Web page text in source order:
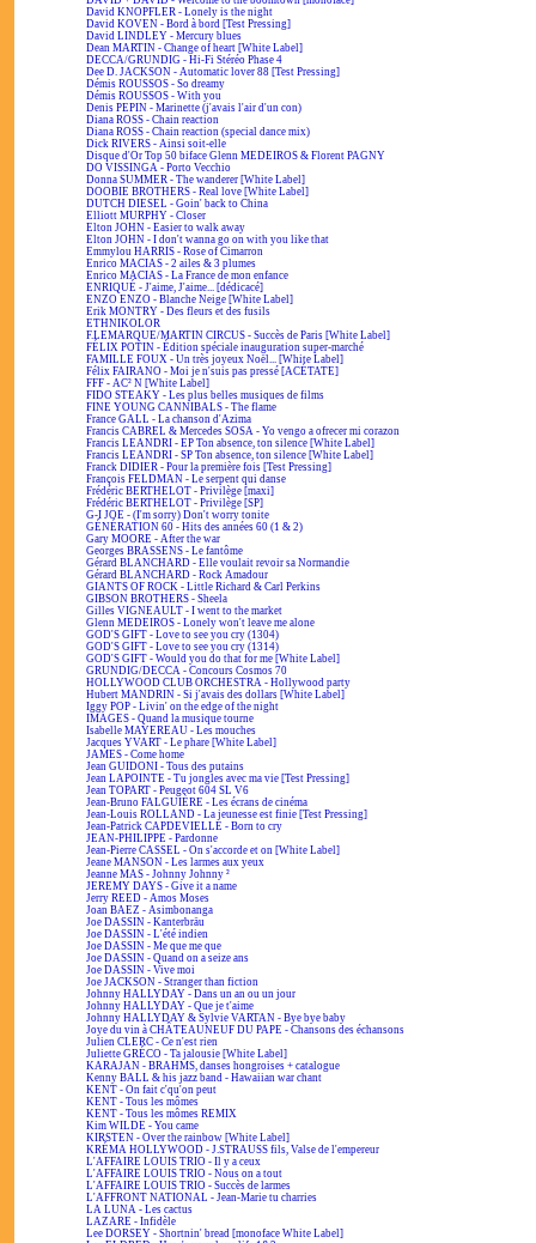
David KNOPFLER - Lonely is the night
David KOVEN - Bord à bord [Test Pressing]
David LINDLEY - Mercury blues
Dean MARTIN - Change of heart [White Label]
DECCA/GRUNDIG - Hi-Fi Stéréo Phase 4
Dee D. JACKSON - Automatic lover 88 [Test Pressing]
Démis ROUSSOS - So dreamy
Démis ROUSSOS - With you
Denis PEPIN - Marinette (j'avais l'air d'un con)
Diana ROSS - Chain reaction
Diana ROSS - Chain reaction (special dance mix)
Dick RIVERS - Ainsi soit-elle
Disque d'Or Top 50 biface Glenn MEDEIROS & Florent PAGNY
DO VISSINGA - Porto Vecchio
Donna SUMMER - The wanderer [White Label]
DOOBIE BROTHERS - Real love [White Label]
DUTCH DIESEL - Goin' back to China
Elliott MURPHY - Closer
Elton JOHN - Easier to walk away
Elton JOHN - I don't wanna go on with you like that
Emmylou HARRIS - Rose of Cimarron
Enrico MACIAS - 2 ailes & 3 plumes
Enrico MACIAS - La France de mon enfance
ENRIQUÉ - J'aime, J'aime... [dédicacé]
ENZO ENZO - Blanche Neige [White Label]
Erik MONTRY - Des fleurs et des fusils
ETHNIKOLOR
F.LEMARQUE/MARTIN CIRCUS - Succès de Paris [White Label]
FÉLIX POTIN - Édition spéciale inauguration super-marché
FAMILLE FOUX - Un très joyeux Noël... [White Label]
Félix FAIRANO - Moi je n'suis pas pressé [ACÉTATE]
FFF - AC² N [White Label]
FIDO STEAKY - Les plus belles musiques de films
FINE YOUNG CANNIBALS - The flame
France GALL - La chanson d'Azima
Francis CABREL & Mercedes SOSA - Yo vengo a ofrecer mi corazon
Francis LEANDRI - EP Ton absence, ton silence [White Label]
Francis LEANDRI - SP Ton absence, ton silence [White Label]
Franck DIDIER - Pour la première fois [Test Pressing]
François FELDMAN - Le serpent qui danse
Frédéric BERTHELOT - Privilège [maxi]
Frédéric BERTHELOT - Privilège [SP]
G-I JOE - (I'm sorry) Don't worry tonite
GÉNÉRATION 60 - Hits des années 60 (1 & 2)
Gary MOORE - After the war
Georges BRASSENS - Le fantôme
Gérard BLANCHARD - Elle voulait revoir sa Normandie
Gérard BLANCHARD - Rock Amadour
GIANTS OF ROCK - Little Richard & Carl Perkins
GIBSON BROTHERS - Sheela
Gilles VIGNEAULT - I went to the market
Glenn MEDEIROS - Lonely won't leave me alone
GOD'S GIFT - Love to see you cry (1304)
GOD'S GIFT - Love to see you cry (1314)
GOD'S GIFT - Would you do that for me [White Label]
GRUNDIG/DECCA - Concours Cosmos 70
HOLLYWOOD CLUB ORCHESTRA - Hollywood party
Hubert MANDRIN - Si j'avais des dollars [White Label]
Iggy POP - Livin' on the edge of the night
IMAGES - Quand la musique tourne
Isabelle MAYEREAU - Les mouches
Jacques YVART - Le phare [White Label]
JAMES - Come home
Jean GUIDONI - Tous des putains
Jean LAPOINTE - Tu jongles avec ma vie [Test Pressing]
Jean TOPART - Peugeot 604 SL V6
Jean-Bruno FALGUIÈRE - Les écrans de cinéma
Jean-Louis ROLLAND - La jeunesse est finie [Test Pressing]
Jean-Patrick CAPDEVIELLE - Born to cry
JEAN-PHILIPPE - Pardonne
Jean-Pierre CASSEL - On s'accorde et on [White Label]
Jeane MANSON - Les larmes aux yeux
Jeanne MAS - Johnny Johnny ²
JEREMY DAYS - Give it a name
Jerry REED - Amos Moses
Joan BAEZ - Asimbonanga
Joe DASSIN - Kanterbräu
Joe DASSIN - L'été indien
Joe DASSIN - Me que me que
Joe DASSIN - Quand on a seize ans
Joe DASSIN - Vive moi
Joe JACKSON - Stranger than fiction
Johnny HALLYDAY - Dans un an ou un jour
Johnny HALLYDAY - Que je t'aime
Johnny HALLYDAY & Sylvie VARTAN - Bye bye baby
Joye du vin à CHÂTEAUNEUF DU PAPE - Chansons des échansons
Julien CLERC - Ce n'est rien
Juliette GRÉCO - Ta jalousie [White Label]
KARAJAN - BRAHMS, danses hongroises + catalogue
Kenny BALL & his jazz band - Hawaiian war chant
KENT - On fait c'qu'on peut
KENT - Tous les mômes
KENT - Tous les mômes REMIX
Kim WILDE - You came
KIRSTEN - Over the rainbow [White Label]
KRÉMA HOLLYWOOD - J.STRAUSS fils, Valse de l'empereur
L'AFFAIRE LOUIS TRIO - Il y a ceux
L'AFFAIRE LOUIS TRIO - Nous on a tout
L'AFFAIRE LOUIS TRIO - Succès de larmes
L'AFFRONT NATIONAL - Jean-Marie tu charries
LA LUNA - Les cactus
LAZARE - Infidèle
Lee DORSEY - Shortnin' bread [monoface White Label]